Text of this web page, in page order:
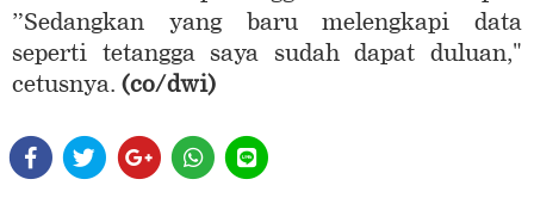
”Sedangkan yang baru melengkapi data
seperti tetangga saya sudah dapat duluan,"
cetusnya. (co/dwi)